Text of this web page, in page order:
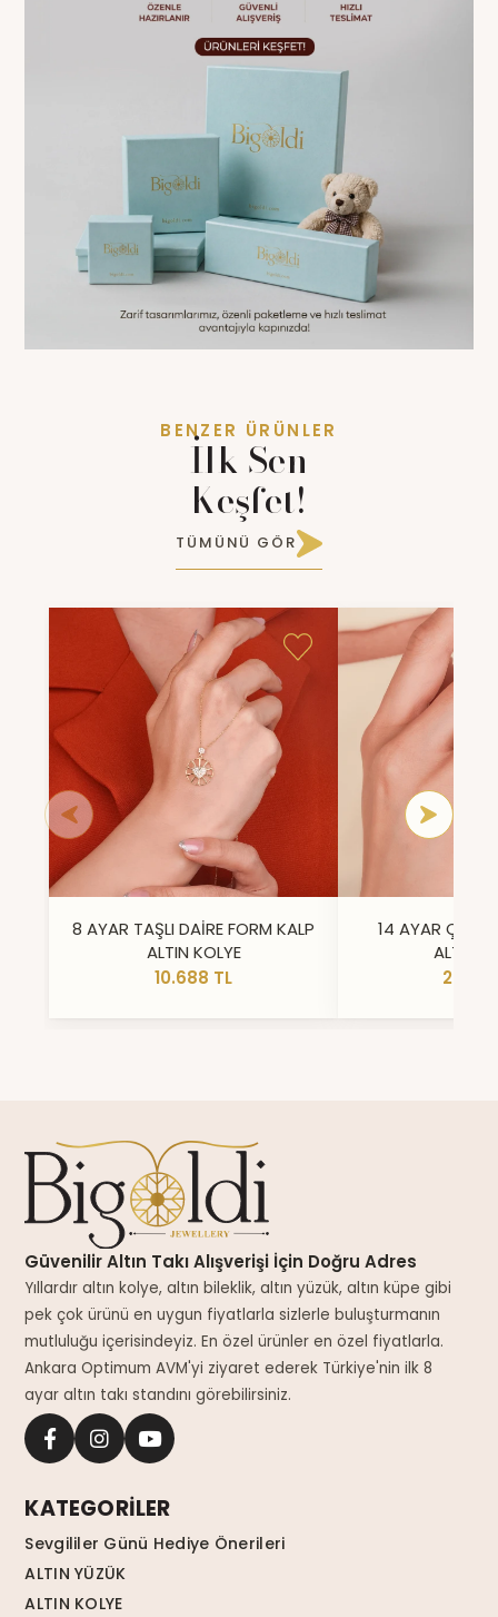
BENZER ÜRÜNLER
İlk Sen
Keşfet!
TÜMÜNÜ GÖR
8 AYAR TAŞLI DAİRE FORM KALP
ALTIN KOLYE
10.688 TL
14 AYAR ÇİFT
ALTIN
Güvenilir Altın Takı Alışverişi İçin Doğru Adres
Yıllardır altın kolye, altın bileklik, altın yüzük, altın küpe gibi
pek çok ürünü en uygun fiyatlarla sizlerle buluşturmanın
mutluluğu içerisindeyiz. En özel ürünler en özel fiyatlarla.
Ankara Optimum AVM'yi ziyaret ederek Türkiye'nin ilk 8
ayar altın takı standını görebilirsiniz.
KATEGORİLER
Sevgililer Günü Hediye Önerileri
ALTIN YÜZÜK
ALTIN KOLYE